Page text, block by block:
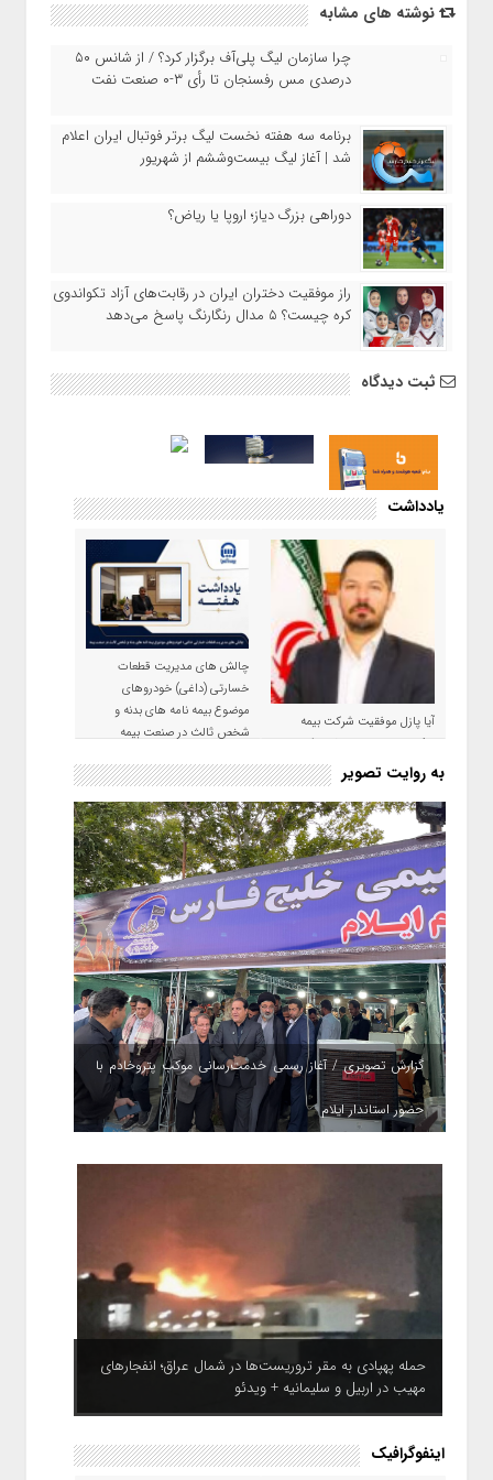
نوشته های مشابه
چرا سازمان لیگ پلی‌آف برگزار کرد؟ / از شانس ۵۰
درصدی مس رفسنجان تا رأی ۳-۰ صنعت نفت
برنامه سه هفته نخست لیگ برتر فوتبال ایران اعلام
شد | آغاز لیگ بیست‌وششم از شهریور
دوراهی بزرگ دیاز؛ اروپا یا ریاض؟
راز موفقیت دختران ایران در رقابت‌های آزاد تکواندوی
کره چیست؟ ۵ مدال رنگارنگ پاسخ می‌دهد
ثبت دیدگاه
یادداشت
آیا پازل موفقیت شرکت بیمه
حکمت صبا در سال ۱۴۰۵ کامل می
شود؟!
چالش های مدیریت قطعات
خسارتی (داغی) خودروهای
موضوع بیمه نامه های بدنه و
شخص ثالث در صنعت بیمه
به روایت تصویر
گزارش تصویری / آغاز رسمی خدمت‌رسانی موکب پتروخادم با
حضور استاندار ایلام
حمله پهپادی به مقر تروریست‌ها در شمال عراق؛ انفجارهای
مهیب در اربیل و سلیمانیه + ویدئو
اینفوگرافیک